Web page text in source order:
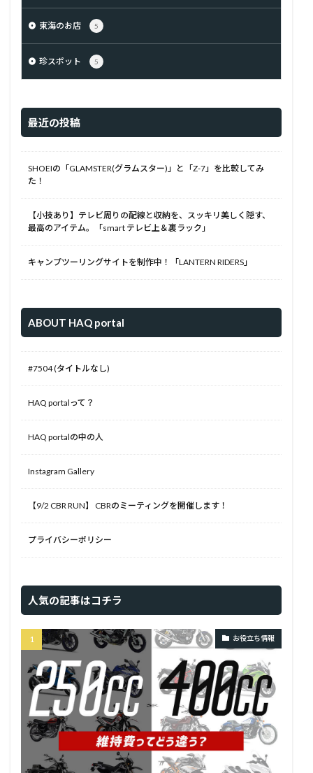
東海のお店 5
珍スポット 5
最近の投稿
SHOEIの「GLAMSTER(グラムスター)」と「Z-7」を比較してみ
た！
【小技あり】テレビ周りの配線と収納を、スッキリ美しく隠す、
最高のアイテム。「smart テレビ上＆裏ラック」
キャンプツーリングサイトを制作中！「LANTERN RIDERS」
ABOUT HAQ portal
#7504 (タイトルなし)
HAQ portalって？
HAQ portalの中の人
Instagram Gallery
【9/2 CBR RUN】 CBRのミーティングを開催します！
プライバシーポリシー
人気の記事はコチラ
お役立ち情報